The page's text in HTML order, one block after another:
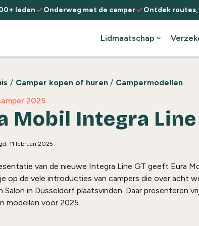
ledencheckOnderweg met de campercheckOntdek
Lidmaatschap expand_more
/ Camper kopen of huren / Campermodellen
2025
Mobil Integra Line
11 februari 2025
van de nieuwe Integra Line GT geeft Eura
op de vele introducties van campers die over acht
Salon in Düsseldorf plaatsvinden. Daar presenteren
modellen voor 2025.